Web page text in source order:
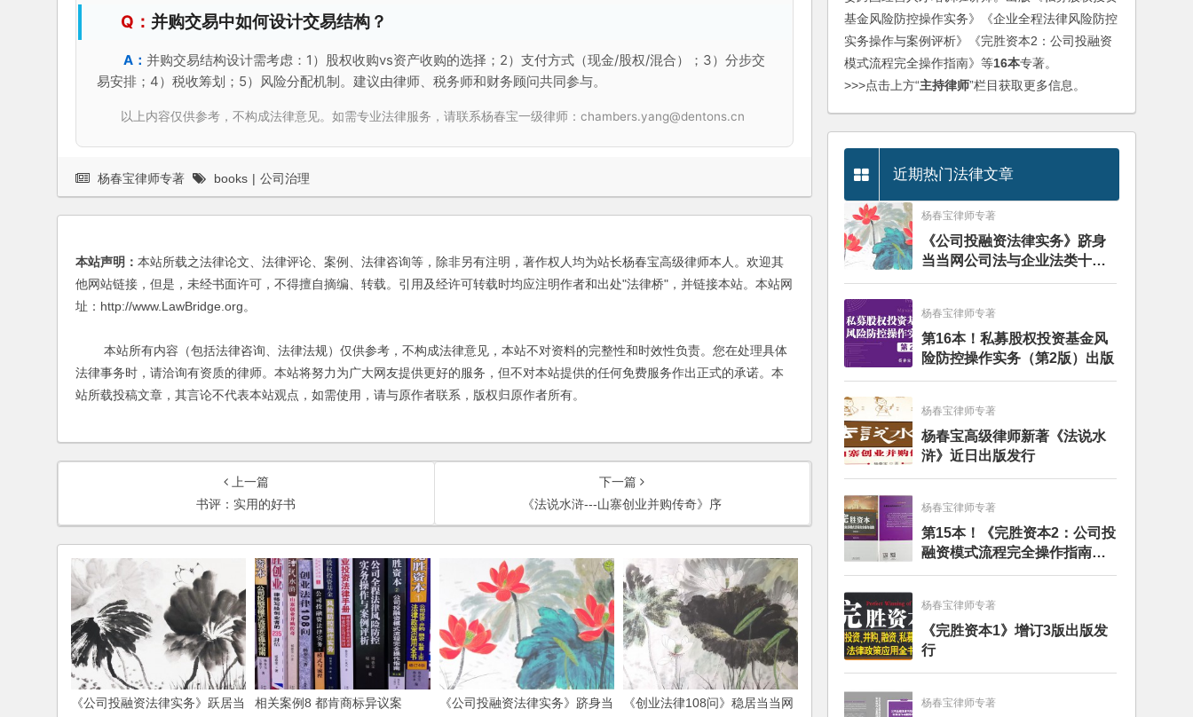
并购交易中如何设计交易结构？
并购交易结构设计需考虑：1）股权收购vs资产收购的选择；2）支付方式（现金/股权/混合）；3）分步交
易安排；4）税收筹划；5）风险分配机制。建议由律师、税务师和财务顾问共同参与。
以上内容仅供参考，不构成法律意见。如需专业法律服务，请联系杨春宝一级律师：chambers.yang@dentons.cn
杨春宝律师专著 books | 公司治理
本站声明： 本站所载之法律论文、法律评论、案例、法律咨询等，除非另有注明，著作权人均为站长杨春宝高级律师本人。欢迎其
他网站链接，但是，未经书面许可，不得擅自摘编、转载。引用及经许可转载时均应注明作者和出处"法律桥"，并链接本站。本站网
址：http://www.LawBridge.org。
本站所有内容（包括法律咨询、法律法规）仅供参考，不构成法律意见，本站不对资料的完整性和时效性负责。您在处理具体
法律事务时，请洽询有资质的律师。本站将努力为广大网友提供更好的服务，但不对本站提供的任何免费服务作出正式的承诺。本
站所载投稿文章，其言论不代表本站观点，如需使用，请与原作者联系，版权归原作者所有。
上一篇
书评：实用的好书
下一篇
《法说水浒---山寨创业并购传奇》序
《公司投融资法律实务》跃居当
相关案例8 都肯商标异议案
《公司投融资法律实务》跻身当
《创业法律108问》稳居当当网
基金风险防控操作实务》《企业全程法律风险防控
实务操作与案例评析》《完胜资本2：公司投融资
模式流程完全操作指南》等16本专著。
>>>点击上方“主持律师”栏目获取更多信息。
近期热门法律文章
杨春宝律师专著
《公司投融资法律实务》跻身
当当网公司法与企业法类十大
畅销图书榜
杨春宝律师专著
第16本！私募股权投资基金风
险防控操作实务（第2版）出版
杨春宝律师专著
杨春宝高级律师新著《法说水
浒》近日出版发行
杨春宝律师专著
第15本！《完胜资本2：公司投
融资模式流程完全操作指南》
（第四版）出版
杨春宝律师专著
《完胜资本1》增订3版出版发
行
杨春宝律师专著